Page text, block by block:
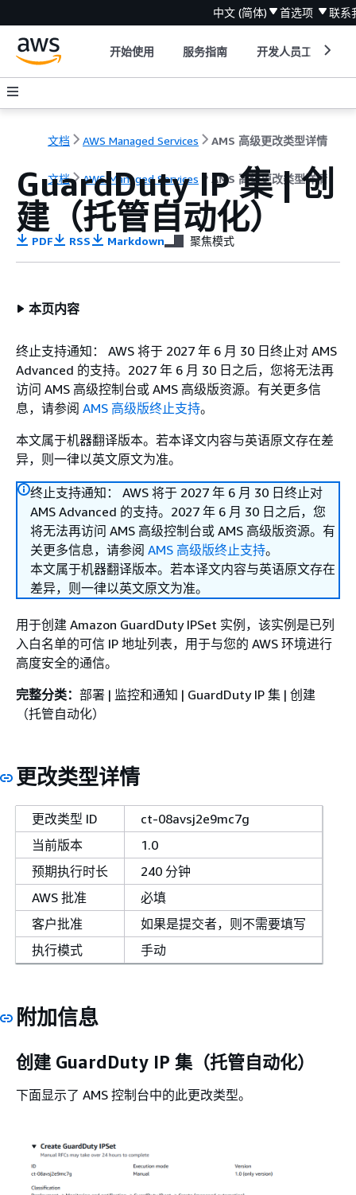
中文 (简体) 首选项 联系
开始使用 服务指南 开发人员工具
文档 AWS Managed Services AMS 高级更改类型详情
文档 AWS Managed Services AMS 高级更改类型详情
GuardDuty IP 集 | 创
建（托管自动化）
PDF RSS Markdown 聚焦模式
本页内容
终止支持通知： AWS 将于 2027 年 6 月 30 日终止对 AMS
Advanced 的支持。2027 年 6 月 30 日之后，您将无法再
访问 AMS 高级控制台或 AMS 高级版资源。有关更多信
息，请参阅 AMS 高级版终止支持。
本文属于机器翻译版本。若本译文内容与英语原文存在差
异，则一律以英文原文为准。
终止支持通知： AWS 将于 2027 年 6 月 30 日终止对
AMS Advanced 的支持。2027 年 6 月 30 日之后，您
将无法再访问 AMS 高级控制台或 AMS 高级版资源。有
关更多信息，请参阅 AMS 高级版终止支持。
本文属于机器翻译版本。若本译文内容与英语原文存在
差异，则一律以英文原文为准。
用于创建 Amazon GuardDuty IPSet 实例，该实例是已列
入白名单的可信 IP 地址列表，用于与您的 AWS 环境进行
高度安全的通信。
完整分类： 部署 | 监控和通知 | GuardDuty IP 集 | 创建
（托管自动化）
更改类型详情
更改类型 ID
ct-08avsj2e9mc7g
当前版本
1.0
预期执行时长
240 分钟
AWS 批准
必填
客户批准
如果是提交者，则不需要填写
执行模式
手动
附加信息
创建 GuardDuty IP 集（托管自动化）
下面显示了 AMS 控制台中的此更改类型。